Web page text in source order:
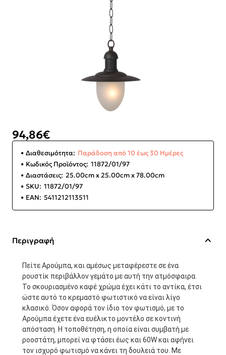
94,86€
Διαθεσιμότητα: Παράδοση από 10 έως 30 Ημέρες
Κωδικός Προϊόντος: 11872/01/97
Διαστάσεις: 25.00cm x 25.00cm x 78.00cm
SKU: 11872/01/97
EAN: 5411212113511
Περιγραφή
Πείτε Αρούμπα, και αμέσως μεταφέρεστε σε ένα
ρουστίκ περιβάλλον γεμάτο με αυτή την ατμόσφαιρα.
Το σκουριασμένο καφέ χρώμα έχει κάτι το αντίκα, έτσι
ώστε αυτό το κρεμαστό φωτιστικό να είναι λίγο
κλασικό. Όσον αφορά τον ίδιο τον φωτισμό, με το
Αρούμπα έχετε ένα ευέλικτο μοντέλο σε κοντινή
απόσταση. Η τοποθέτηση, η οποία είναι συμβατή με
ροοστάτη, μπορεί να φτάσει έως και 60W και αφήνει
τον ισχυρό φωτισμό να κάνει τη δουλειά του. Με